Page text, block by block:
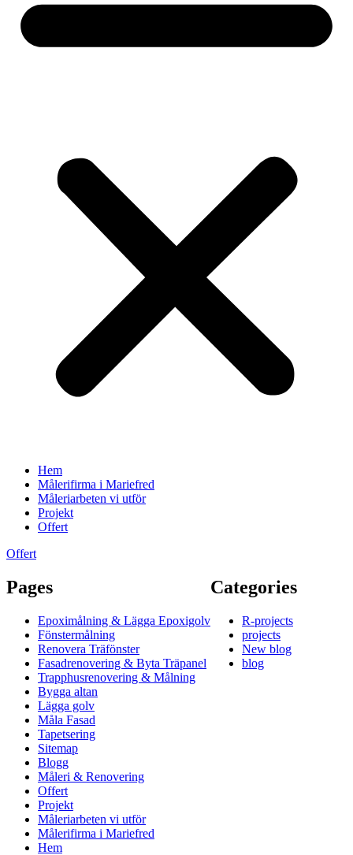
Hem
Målerifirma i Mariefred
Måleriarbeten vi utför
Projekt
Offert
Offert
Pages
Epoximålning & Lägga Epoxigolv
Fönstermålning
Renovera Träfönster
Fasadrenovering & Byta Träpanel
Trapphusrenovering & Målning
Bygga altan
Lägga golv
Måla Fasad
Tapetsering
Sitemap
Blogg
Måleri & Renovering
Offert
Projekt
Måleriarbeten vi utför
Målerifirma i Mariefred
Hem
Categories
R-projects
projects
New blog
blog